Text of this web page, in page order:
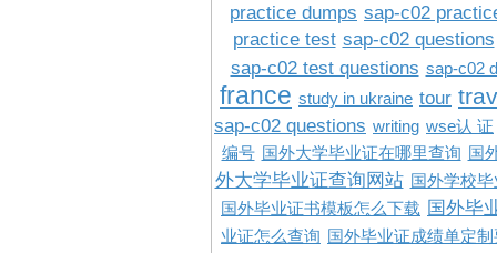
practice dumps sap-c02
practice test sap-c02 questions
sap-c02 test questions sap-c02
france study in ukraine tour
sap-c02 questions writing wse认 证
编号 国外大学毕业证在哪里查询 国
外大学毕业证查询网站 国外学校
国外毕业证书模板怎么下载 国外毕
业证怎么查询
国外毕业证成绩单定